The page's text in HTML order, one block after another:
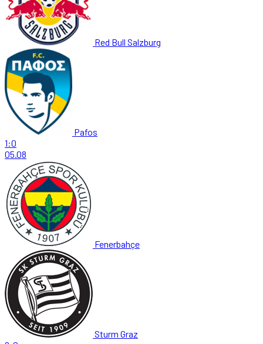
Red Bull Salzburg
Pafos
1:0
05.08
Fenerbahçe
Sturm Graz